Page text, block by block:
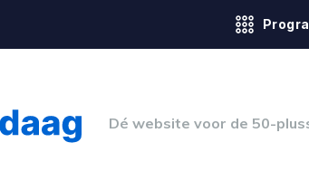
Dé website voor de 50-